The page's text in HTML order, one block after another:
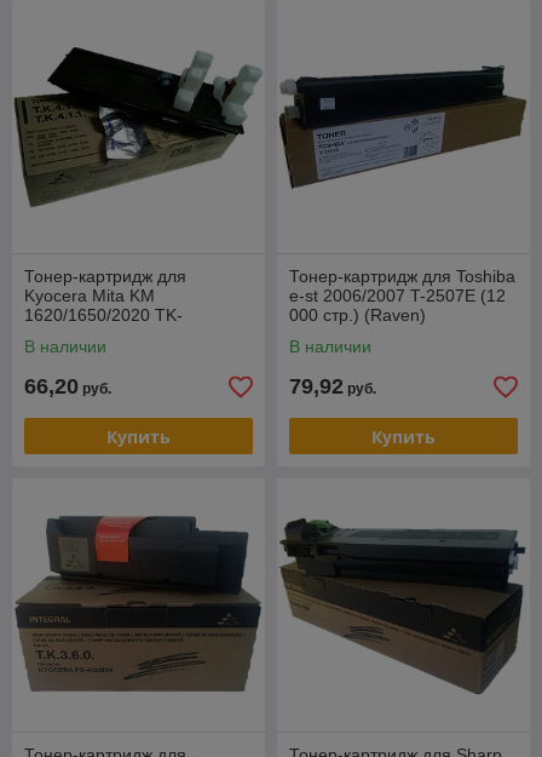
Тонер-картридж для
Kyocera Mita KM
1620/1650/2020 TK-
(Integral)
В наличии
66,20 руб.
Купить
Тонер-картридж для Toshiba
e-st 2006/2007 T-2507E (12
000 стр.) (Raven)
В наличии
79,92 руб.
Купить